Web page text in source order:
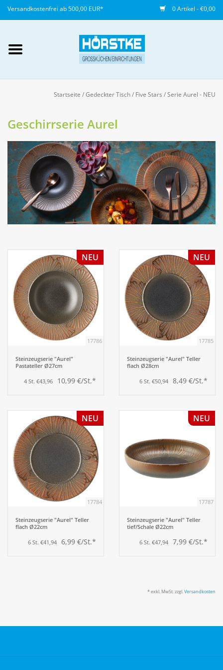
Versandkostenfrei ab 500,00 EUR* 0 Artikel - €0,00
anlegen
Gedeckter Tisch
Buffet
Fingerfood
Aufsteller
Bar
Tafeln
Einrichtung
Berufsbekleidung
Küchentechnik
Küchenmöbel
Startseite /Gedeckter Tisch/ Five Stars /Serie Aurel - NEU
Geschirrserie Aurel
NEU
17786
Steinzeugserie "Aurel"
Pastateller Ø27cm
4 St. €43,96 10,99 €/St.*
NEU
17785
Steinzeugserie "Aurel" Teller
flach Ø28cm
6 St. €50,94 8,49 €/St.*
NEU
17784
Steinzeugserie "Aurel" Teller
flach Ø22cm
6 St. €41,94 6,99 €/St.*
NEU
17787
Steinzeugserie "Aurel" Teller
tief/Schale Ø22cm
6 St. €47,94 7,99 €/St.*
* exkl. MwSt. zzgl.Versandkosten